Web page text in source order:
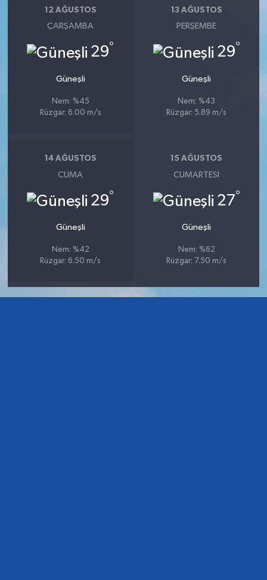
12 AĞUSTOS
ÇARŞAMBA
29°
Güneşli
Nem: %45
Rüzgar: 6.00 m/s
13 AĞUSTOS
PERŞEMBE
29°
Güneşli
Nem: %43
Rüzgar: 5.89 m/s
14 AĞUSTOS
CUMA
29°
Güneşli
Nem: %42
Rüzgar: 6.50 m/s
15 AĞUSTOS
CUMARTESI
27°
Güneşli
Nem: %62
Rüzgar: 7.50 m/s